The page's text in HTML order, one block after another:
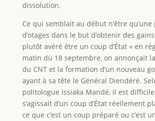
dissolution.
Ce qui semblait au début n’être qu’une
d’otages dans le but d’obtenir des
plutôt avéré être un coup d’État « en
matin du 18 septembre, on annonçait
du CNT et la formation d’un nouveau
ayant à sa tête le Général Diendéré.
politologue Issiaka Mandé, il est difficile
s’agissait d’un coup d’État réellement
ce que c’est un coup préparé ou c’est